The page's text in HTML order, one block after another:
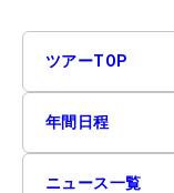
ツアーTOP
年間日程
ニュース一覧